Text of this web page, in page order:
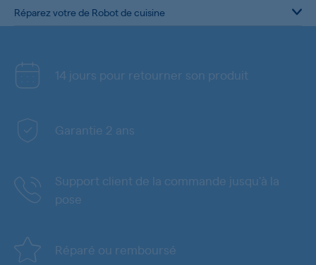
Réparez votre de Robot de cuisine
14 jours pour retourner son produit
Garantie 2 ans
Support client de la commande jusqu'à la
pose
Réparé ou remboursé